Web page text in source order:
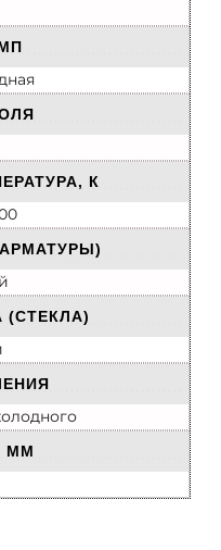
К
(СТЕКЛА)
ММ